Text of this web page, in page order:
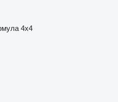
4x4